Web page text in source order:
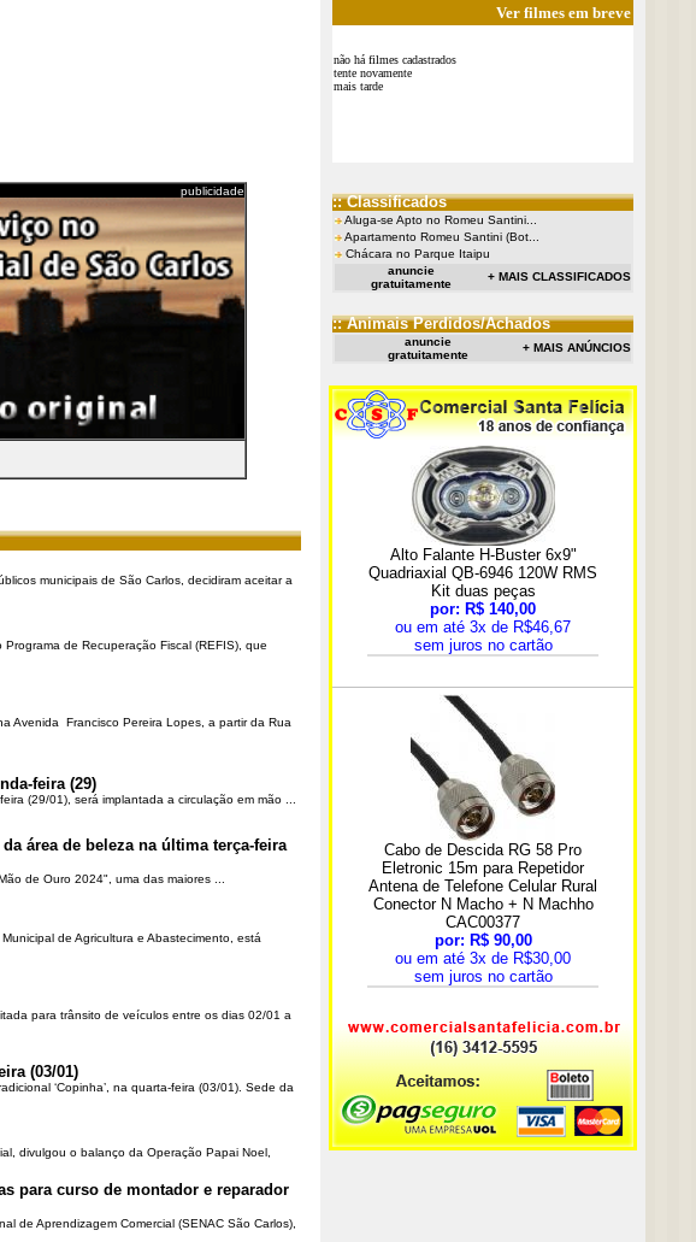
publicidade
municipais de São Carlos, decidiram aceitar a
de Recuperação Fiscal (REFIS), que
Avenida Francisco Pereira Lopes, a partir da Rua
feira (29)
(29/01), será implantada a circulação em mão ...
área de beleza na última terça-feira
de Ouro 2024", uma das maiores ...
de Agricultura e Abastecimento, está
para trânsito de veículos entre os dias 02/01 a
(03/01)
‘Copinha’, na quarta-feira (03/01). Sede da
divulgou o balanço da Operação Papai Noel,
para curso de montador e reparador
de Aprendizagem Comercial (SENAC São Carlos),
Ver filmes em breve
não há filmes cadastrados
tente novamente
mais tarde
:: Classificados
Aluga-se Apto no Romeu Santini...
Apartamento Romeu Santini (Bot...
Chácara no Parque Itaipu
anuncie
gratuitamente
+ MAIS CLASSIFICADOS
:: Animais Perdidos/Achados
anuncie
gratuitamente
+ MAIS ANÚNCIOS